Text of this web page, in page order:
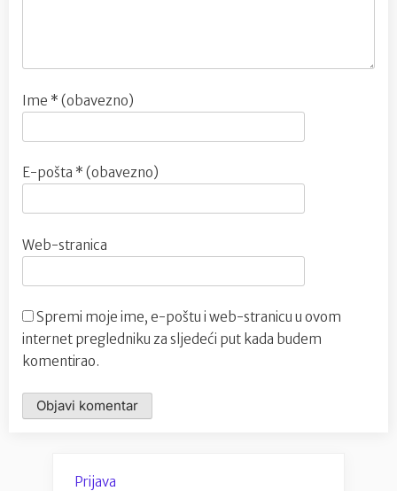
Ime * (obavezno)
E-pošta * (obavezno)
Web-stranica
Spremi moje ime, e-poštu i web-stranicu u ovom
internet pregledniku za sljedeći put kada budem
komentirao.
Prijava